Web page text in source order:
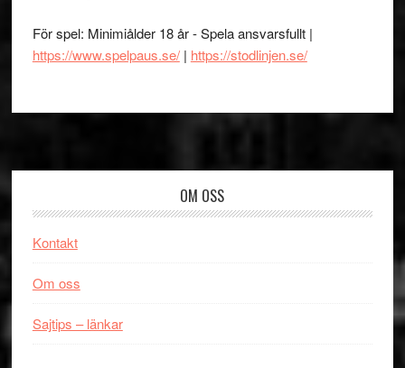
För spel: Minimiålder 18 år - Spela ansvarsfullt |
https://www.spelpaus.se/| https://stodlinjen.se/
OM OSS
Kontakt
Om oss
Sajtips – länkar